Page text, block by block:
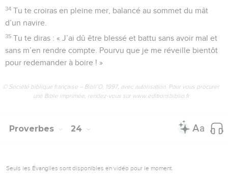
34 Tu te croiras en pleine mer, balancé au sommet du mât
d’un navire.
35 Tu te diras : « J’ai dû être blessé et battu sans avoir mal et
sans m’en rendre compte. Pourvu que je me réveille bientôt
pour redemander à boire ! »
© Société biblique française – Bibli’O, 1997, avec autorisation. Pour vous procurer
une Bible imprimée, rendez-vous sur www.editionsbiblio.fr
Proverbes 24
Seuls les Évangiles sont disponibles en vidéo pour le moment.